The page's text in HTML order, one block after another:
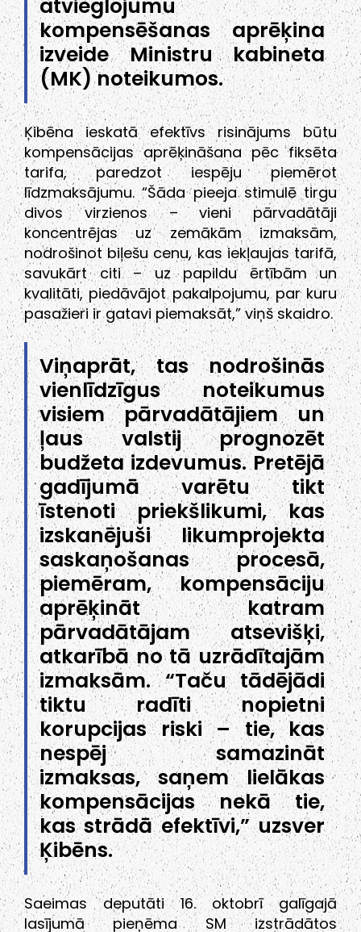
atvieglojumu
kompensēšanas aprēķina
izveide Ministru kabineta
(MK) noteikumos.
Ķibēna ieskatā efektīvs risinājums būtu
kompensācijas aprēķināšana pēc fiksēta
tarifa, paredzot iespēju piemērot
līdzmaksājumu. “Šāda pieeja stimulē tirgu
divos virzienos – vieni pārvadātāji
koncentrējas uz zemākām izmaksām,
nodrošinot biļešu cenu, kas iekļaujas tarifā,
savukārt citi – uz papildu ērtībām un
kvalitāti, piedāvājot pakalpojumu, par kuru
pasažieri ir gatavi piemaksāt,” viņš skaidro.
Viņaprāt, tas nodrošinās
vienlīdzīgus noteikumus
visiem pārvadātājiem un
ļaus valstij prognozēt
budžeta izdevumus. Pretējā
gadījumā varētu tikt
īstenoti priekšlikumi, kas
izskanējuši likumprojekta
saskaņošanas procesā,
piemēram, kompensāciju
aprēķināt katram
pārvadātājam atsevišķi,
atkarībā no tā uzrādītajām
izmaksām. “Taču tādējādi
tiktu radīti nopietni
korupcijas riski – tie, kas
nespēj samazināt
izmaksas, saņem lielākas
kompensācijas nekā tie,
kas strādā efektīvi,” uzsver
Ķibēns.
Saeimas deputāti 16. oktobrī galīgajā
lasījumā pieņēma SM izstrādātos